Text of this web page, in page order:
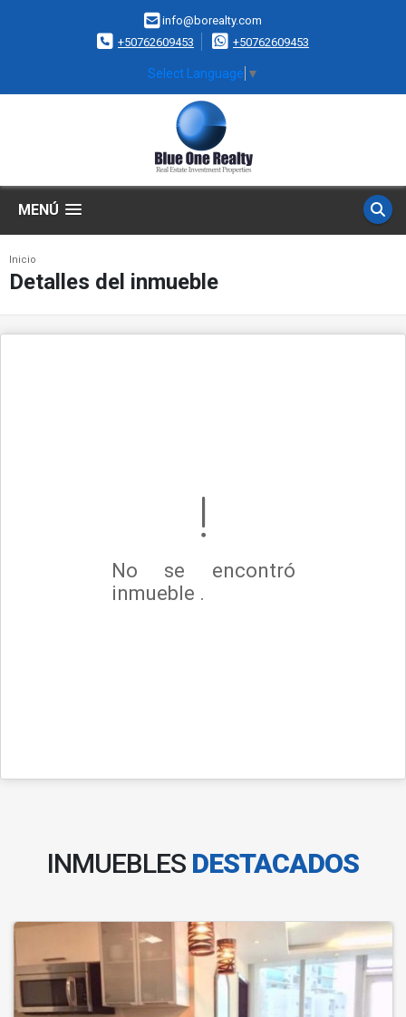
info@borealty.com
+50762609453
+50762609453
Select Language ▼
MENÚ
Inicio
Detalles del inmueble
No se encontró
inmueble .
INMUEBLES DESTACADOS